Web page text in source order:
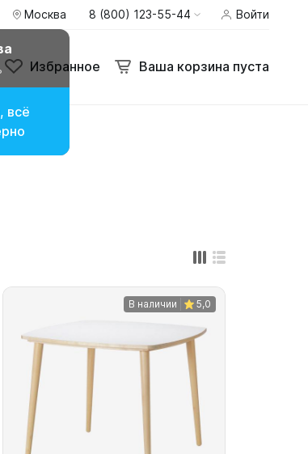
Избранное
Москва
всё
8 (800) 123-55-44 Войти
Избранное Ваша корзина пуста
В наличии 5,0